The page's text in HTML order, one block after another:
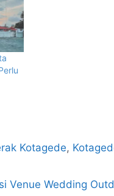
Kotagede,
Venue Wedding